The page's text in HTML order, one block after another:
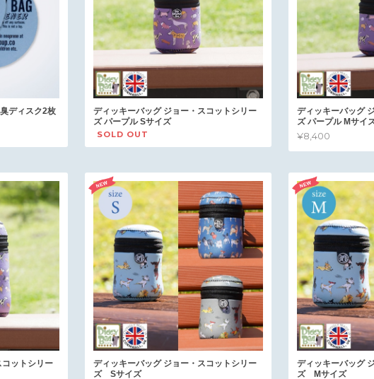
ディスク2枚
ディッキーバッグ ジョー・スコットシリー
ズ パープル Sサイズ
SOLD OUT
ディッキーバッグ
ズ パープル Mサイ
¥8,400
ットシリー
ディッキーバッグ ジョー・スコットシリー
ズ Sサイズ
ディッキーバッグ
ズ Mサイズ